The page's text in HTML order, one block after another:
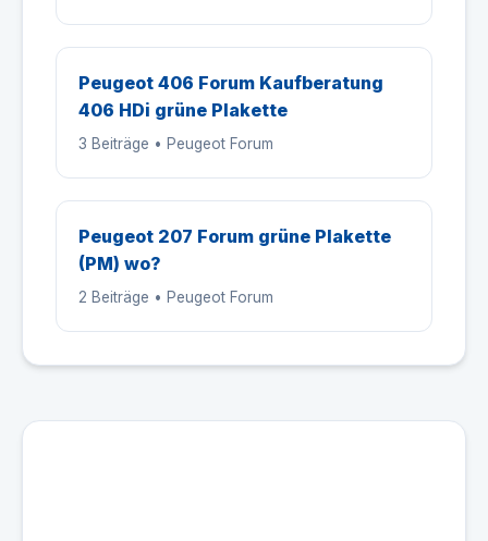
Peugeot 406 Forum Kaufberatung
406 HDi grüne Plakette
3 Beiträge • Peugeot Forum
Peugeot 207 Forum grüne Plakette
(PM) wo?
2 Beiträge • Peugeot Forum